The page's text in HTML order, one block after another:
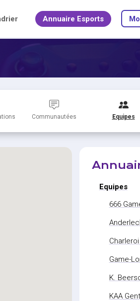
Annuaire Esports
Communautées Equipes
Equipes
666
Game-
K.
KAA Gent